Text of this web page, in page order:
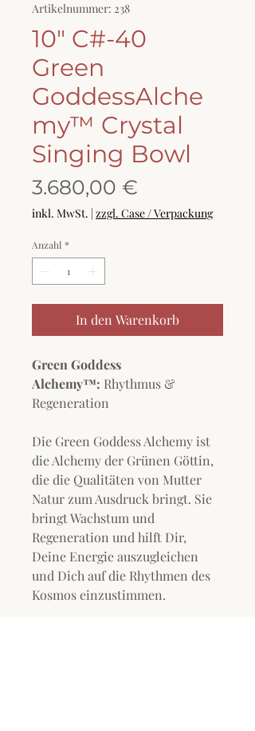
Artikelnummer: 238
10" C#-40
Green
GoddessAlche
my™ Crystal
Singing Bowl
3.680,00 €
inkl. MwSt. zzgl. Case / Verpackung
Anzahl *
In den Warenkorb
Green Goddess
Alchemy™: Rhythmus &
Regeneration
Die Green Goddess Alchemy ist
die Alchemy der Grünen Göttin,
die die Qualitäten von Mutter
Natur zum Ausdruck bringt. Sie
bringt Wachstum und
Regeneration und hilft Dir,
Deine Energie auszugleichen
und Dich auf die Rhythmen des
Kosmos einzustimmen.